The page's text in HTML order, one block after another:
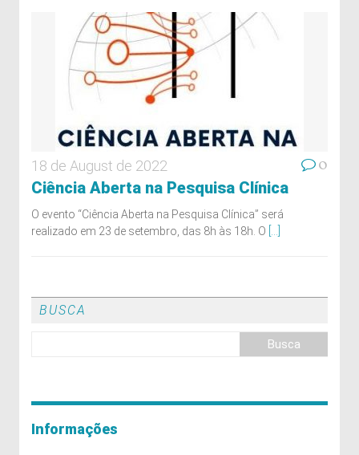
18 de August de 2022 0
Ciência Aberta na Pesquisa Clínica
O evento “Ciência Aberta na Pesquisa Clínica” será
realizado em 23 de setembro, das 8h às 18h. O
BUSCA
Informações